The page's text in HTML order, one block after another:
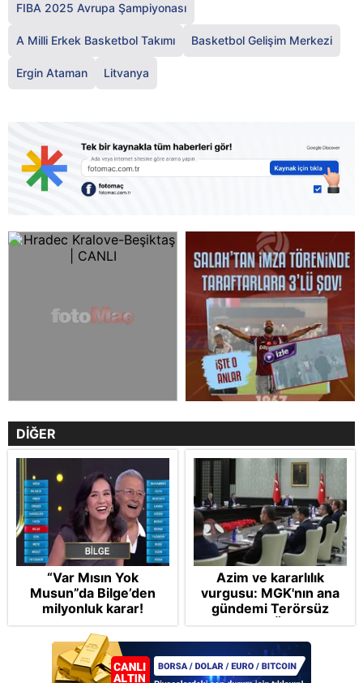
FIBA 2025 Avrupa Şampiyonası
A Milli Erkek Basketbol Takımı Basketbol Gelişim Merkezi
Ergin Ataman Litvanya
DİĞER
“Var Mısın Yok
Musun”da Bilge’den
milyonluk karar!
Azim ve kararlılık
vurgusu: MGK'nın ana
gündemi Terörsüz
Türkiye! FETÖ tamamen
bertaraf edilecek